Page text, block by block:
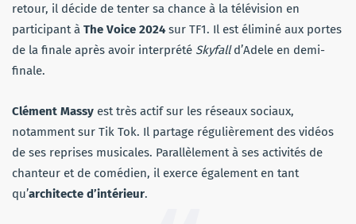
retour, il décide de tenter sa chance à la télévision en
participant à The Voice 2024sur TF1. Il est éliminé aux portes
de la finale après avoir interprété Skyfalld’Adele en demi-
finale.
Clément Massy est très actif sur les réseaux sociaux,
notamment sur Tik Tok. Il partage régulièrement des vidéos
de ses reprises musicales. Parallèlement à ses activités de
chanteur et de comédien, il exerce également en tant
qu’architecte d’intérieur.